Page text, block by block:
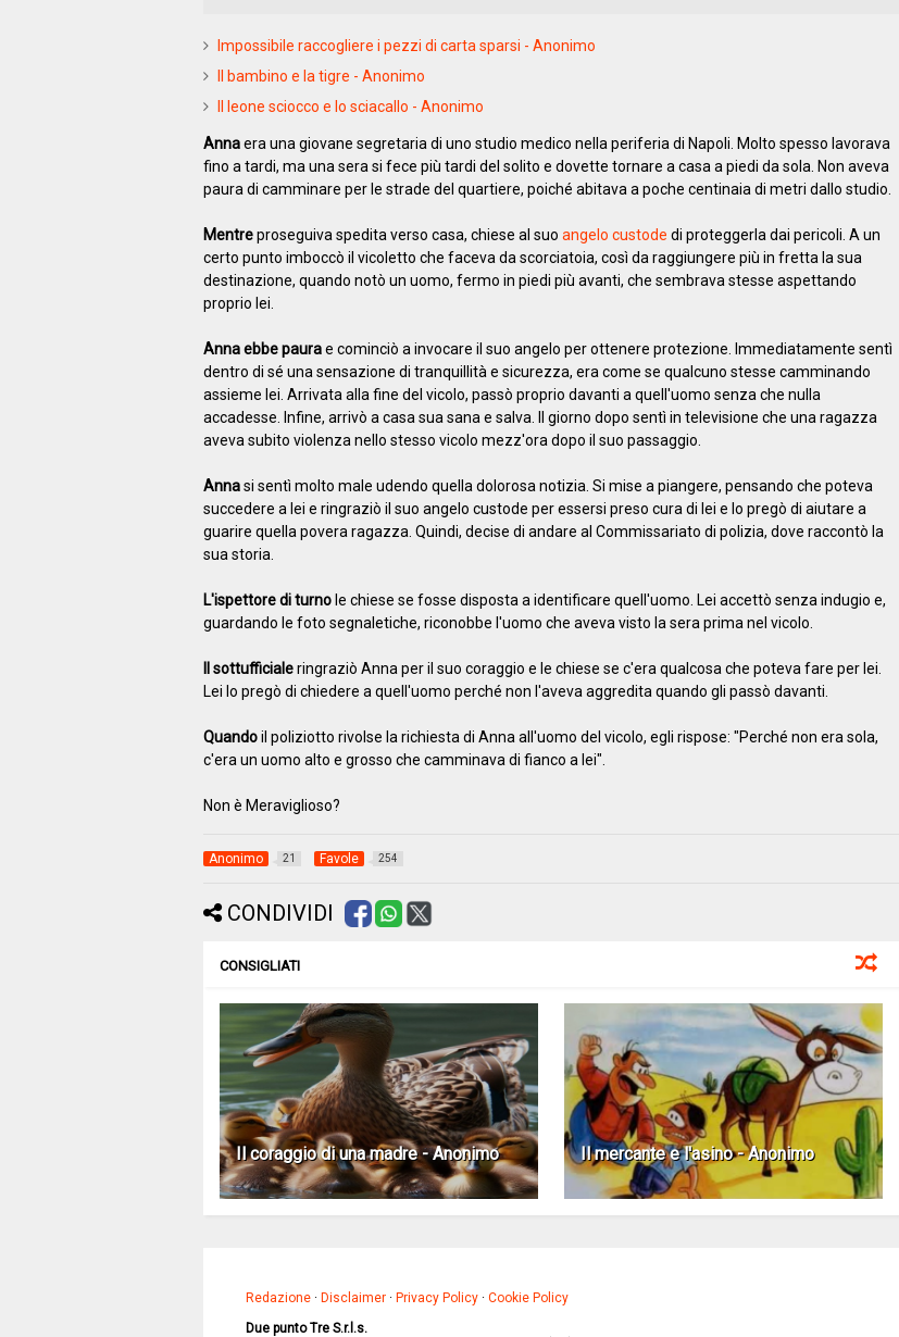
Impossibile raccogliere i pezzi di carta sparsi - Anonimo
Il bambino e la tigre - Anonimo
Il leone sciocco e lo sciacallo - Anonimo
Annaera una giovane segretaria di uno studio medico nella periferia di Napoli. Molto spesso lavorava
fino a tardi, ma una sera si fece più tardi del solito e dovette tornare a casa a piedi da sola. Non aveva
paura di camminare per le strade del quartiere, poiché abitava a poche centinaia di metri dallo studio.
Mentreproseguiva spedita verso casa, chiese al suo angelo custode di proteggerla dai pericoli. A un
certo punto imboccò il vicoletto che faceva da scorciatoia, così da raggiungere più in fretta la sua
destinazione, quando notò un uomo, fermo in piedi più avanti, che sembrava stesse aspettando
proprio lei.
Anna ebbe paurae cominciò a invocare il suo angelo per ottenere protezione. Immediatamente sentì
dentro di sé una sensazione di tranquillità e sicurezza, era come se qualcuno stesse camminando
assieme lei. Arrivata alla fine del vicolo, passò proprio davanti a quell'uomo senza che nulla
accadesse. Infine, arrivò a casa sua sana e salva. Il giorno dopo sentì in televisione che una ragazza
aveva subito violenza nello stesso vicolo mezz'ora dopo il suo passaggio.
Annasi sentì molto male udendo quella dolorosa notizia. Si mise a piangere, pensando che poteva
succedere a lei e ringraziò il suo angelo custode per essersi preso cura di lei e lo pregò di aiutare a
guarire quella povera ragazza. Quindi, decise di andare al Commissariato di polizia, dove raccontò la
sua storia.
L'ispettore di turnole chiese se fosse disposta a identificare quell'uomo. Lei accettò senza indugio e,
guardando le foto segnaletiche, riconobbe l'uomo che aveva visto la sera prima nel vicolo.
Il sottufficialeringraziò Anna per il suo coraggio e le chiese se c'era qualcosa che poteva fare per lei.
Lei lo pregò di chiedere a quell'uomo perché non l'aveva aggredita quando gli passò davanti.
Quandoil poliziotto rivolse la richiesta di Anna all'uomo del vicolo, egli rispose: "Perché non era sola,
c'era un uomo alto e grosso che camminava di fianco a lei".
Non è Meraviglioso?
Anonimo 21 Favole 254
CONDIVIDI
CONSIGLIATI
Il coraggio di una madre - Anonimo Il mercante e l'asino - Anonimo
Redazione· Disclaimer· Privacy Policy· Cookie Policy
Due punto Tre S.r.l.s.